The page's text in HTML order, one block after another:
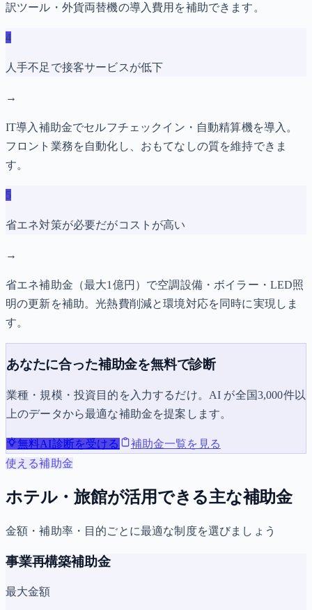
訳ツール・外貨両替機の導入費用を補助できます。
4
人手不足で接客サービスが低下
→
IT導入補助金でセルフチェックイン・自動精算機を導入。
フロント業務を自動化し、おもてなしの質を維持できま
す。
5
省エネ対策が必要だがコストが高い
→
省エネ補助金（最大1億円）で空調設備・ボイラー・LED照
明の更新を補助。光熱費削減と環境対応を同時に実現しま
す。
あなたに合った補助金を無料で診断
業種・規模・投資目的を入力するだけ。AI が全国3,000件以
上のデータから最適な補助金を提案します。
無料AI診断を受ける
補助金一覧を見る
使える補助金
ホテル・旅館が活用できる主な補助金
金額・補助率・目的ごとに最適な制度を選びましょう
事業再構築補助金
最大金額